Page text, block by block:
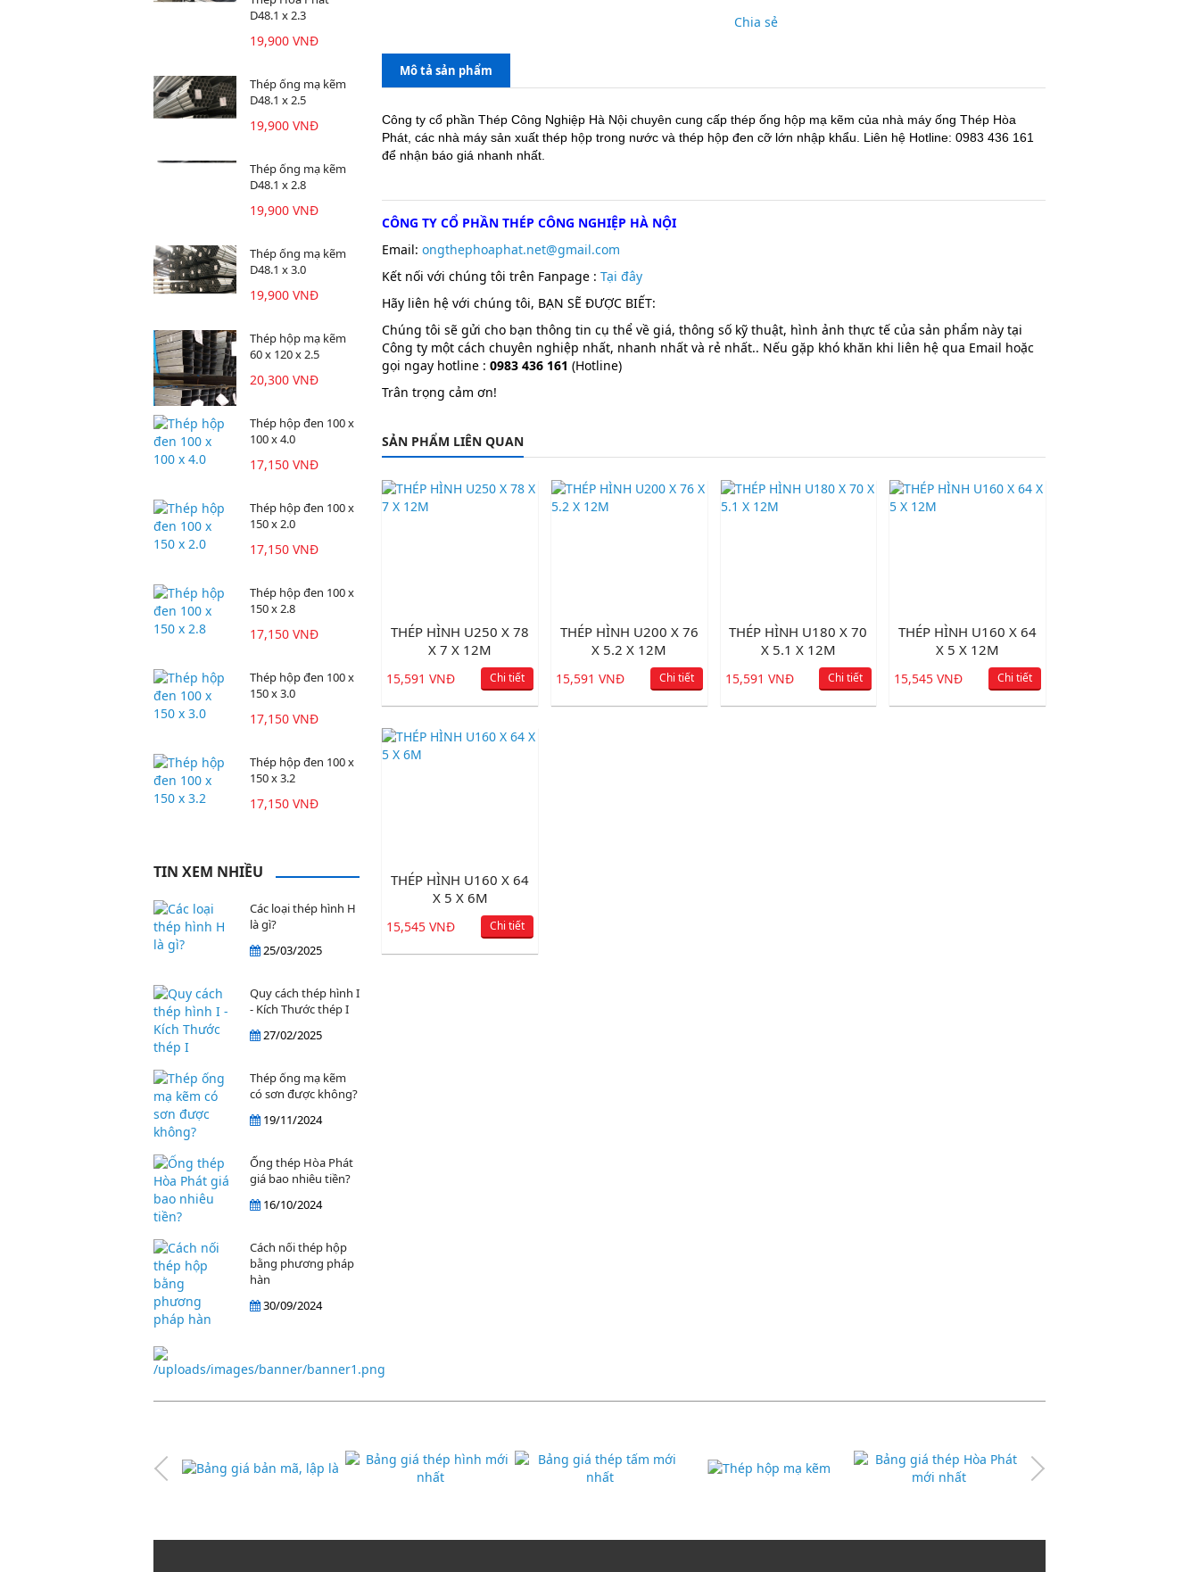
D48.1 x 2.3
19,900 VNĐ
Thép ống mạ kẽm
D48.1 x 2.5
19,900 VNĐ
Thép ống mạ kẽm
D48.1 x 2.8
19,900 VNĐ
Thép ống mạ kẽm
D48.1 x 3.0
19,900 VNĐ
Thép hộp mạ kẽm
60 x 120 x 2.5
20,300 VNĐ
Thép hộp đen 100 x
100 x 4.0
17,150 VNĐ
Thép hộp đen 100 x
150 x 2.0
17,150 VNĐ
Thép hộp đen 100 x
150 x 2.8
17,150 VNĐ
Thép hộp đen 100 x
150 x 3.0
17,150 VNĐ
Thép hộp đen 100 x
150 x 3.2
17,150 VNĐ
TIN XEM NHIỀU
Các loại thép hình H
là gì?
25/03/2025
Quy cách thép hình I
- Kích Thước thép I
27/02/2025
Thép ống mạ kẽm
có sơn được không?
19/11/2024
Ống thép Hòa Phát
giá bao nhiêu tiền?
16/10/2024
Cách nối thép hộp
bằng phương pháp
hàn
30/09/2024
Chia sẻ
Mô tả sản phẩm
Công ty cổ phần Thép Công Nghiệp Hà Nội chuyên cung cấp thép ống hộp mạ kẽm của nhà máy ống Thép Hòa
Phát, các nhà máy sản xuất thép hộp trong nước và thép hộp đen cỡ lớn nhập khẩu. Liên hệ Hotline: 0983 436 161
để nhận báo giá nhanh nhất.
CÔNG TY CỔ PHẦN THÉP CÔNG NGHIỆP HÀ NỘI
Email:ongthephoaphat.net@gmail.com
Kết nối với chúng tôi trên Fanpage :Tại đây
Hãy liên hệ với chúng tôi, BẠN SẼ ĐƯỢC BIẾT:
Chúng tôi sẽ gửi cho bạn thông tin cụ thể về giá, thông số kỹ thuật, hình ảnh thực tế của sản phẩm này tại
Công ty một cách chuyên nghiệp nhất, nhanh nhất và rẻ nhất.. Nếu gặp khó khăn khi liên hệ qua Email hoặc
gọi ngay hotline : 0983 436 161 (Hotline)
Trân trọng cảm ơn!
SẢN PHẨM LIÊN QUAN
THÉP HÌNH U250 X 78
X 7 X 12M
15,591 VNĐ Chi tiết
THÉP HÌNH U200 X 76
X 5.2 X 12M
15,591 VNĐ Chi tiết
THÉP HÌNH U180 X 70
X 5.1 X 12M
15,591 VNĐ Chi tiết
THÉP HÌNH U160 X 64
X 5 X 12M
15,545 VNĐ Chi tiết
THÉP HÌNH U160 X 64
X 5 X 6M
15,545 VNĐ Chi tiết